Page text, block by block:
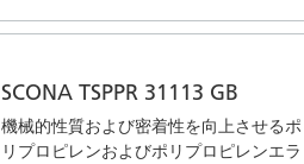
SCONA TSPPR 31113 GB
機械的性質および密着性を向上させるポ
リプロピレンおよびポリプロピレンエラ